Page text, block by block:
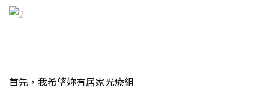
首先，我希望妳有居家光療組